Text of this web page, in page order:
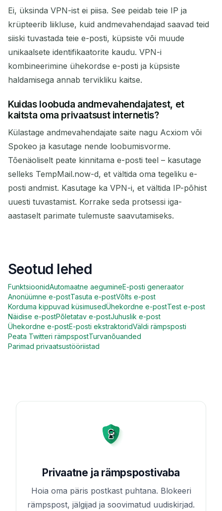
Ei, üksinda VPN-ist ei piisa. See peidab teie IP ja
krüpteerib liikluse, kuid andmevahendajad saavad teid
siiski tuvastada teie e-posti, küpsiste või muude
unikaalsete identifikaatorite kaudu. VPN-i
kombineerimine ühekordse e-posti ja küpsiste
haldamisega annab tervikliku kaitse.
Kuidas loobuda andmevahendajatest, et
kaitsta oma privaatsust internetis?
Külastage andmevahendajate saite nagu Acxiom või
Spokeo ja kasutage nende loobumisvorme.
Tõenäoliselt peate kinnitama e-posti teel – kasutage
selleks TempMail.now-d, et vältida oma tegeliku e-
posti andmist. Kasutage ka VPN-i, et vältida IP-põhist
uuesti tuvastamist. Korrake seda protsessi iga-
aastaselt parimate tulemuste saavutamiseks.
Seotud lehed
FunktsioonidAutomaatne aegumineE-posti generaator
Anonüümne e-postTasuta e-postVõlts e-post
Korduma kippuvad küsimusedÜhekordne e-postTest e-post
Näidise e-postPõletatav e-postJuhuslik e-post
Ühekordne e-postE-posti ekstraktoridVäldi rämpsposti
Peata Twitteri rämpspostTurvanõuanded
Parimad privaatsustööriistad
Privaatne ja rämpspostivaba
Hoia oma päris postkast puhtana. Blokeeri
rämpspost, jälgijad ja soovimatud uudiskirjad.